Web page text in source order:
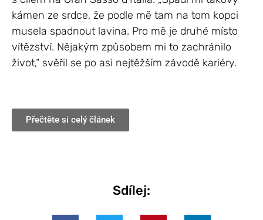
kámen ze srdce, že podle mě tam na tom kopci
musela spadnout lavina. Pro mě je druhé místo
vítězství. Nějakým způsobem mi to zachránilo
život,“ svěřil se po asi nejtěžším závodě kariéry.
Přečtěte si celý článek
Sdílej: